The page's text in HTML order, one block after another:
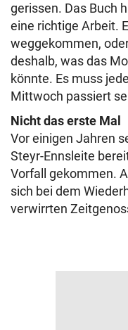
gerissen. Das Buch
eine richtige Arbeit.
weggekommen,
deshalb, was das
könnte. Es muss
Mittwoch passiert
Nicht das erste Mal
Vor einigen Jahren
Steyr-Ennsleite
Vorfall gekommen.
sich bei dem
verwirrten